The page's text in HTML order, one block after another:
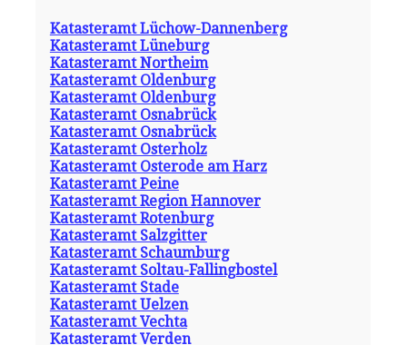
Katasteramt Lüchow-Dannenberg
Katasteramt Lüneburg
Katasteramt Northeim
Katasteramt Oldenburg
Katasteramt Oldenburg
Katasteramt Osnabrück
Katasteramt Osnabrück
Katasteramt Osterholz
Katasteramt Osterode am Harz
Katasteramt Peine
Katasteramt Region Hannover
Katasteramt Rotenburg
Katasteramt Salzgitter
Katasteramt Schaumburg
Katasteramt Soltau-Fallingbostel
Katasteramt Stade
Katasteramt Uelzen
Katasteramt Vechta
Katasteramt Verden